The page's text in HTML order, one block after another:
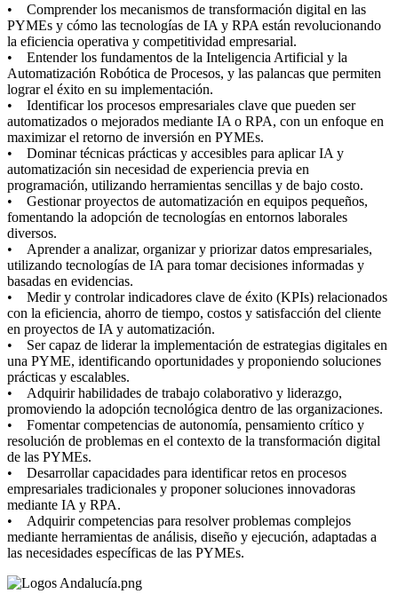
• Comprender los mecanismos de transformación digital en las
PYMEs y cómo las tecnologías de IA y RPA están revolucionando
la eficiencia operativa y competitividad empresarial.
• Entender los fundamentos de la Inteligencia Artificial y la
Automatización Robótica de Procesos, y las palancas que permiten
lograr el éxito en su implementación.
• Identificar los procesos empresariales clave que pueden ser
automatizados o mejorados mediante IA o RPA, con un enfoque en
maximizar el retorno de inversión en PYMEs.
• Dominar técnicas prácticas y accesibles para aplicar IA y
automatización sin necesidad de experiencia previa en
programación, utilizando herramientas sencillas y de bajo costo.
• Gestionar proyectos de automatización en equipos pequeños,
fomentando la adopción de tecnologías en entornos laborales
diversos.
• Aprender a analizar, organizar y priorizar datos empresariales,
utilizando tecnologías de IA para tomar decisiones informadas y
basadas en evidencias.
• Medir y controlar indicadores clave de éxito (KPIs) relacionados
con la eficiencia, ahorro de tiempo, costos y satisfacción del cliente
en proyectos de IA y automatización.
• Ser capaz de liderar la implementación de estrategias digitales en
una PYME, identificando oportunidades y proponiendo soluciones
prácticas y escalables.
• Adquirir habilidades de trabajo colaborativo y liderazgo,
promoviendo la adopción tecnológica dentro de las organizaciones.
• Fomentar competencias de autonomía, pensamiento crítico y
resolución de problemas en el contexto de la transformación digital
de las PYMEs.
• Desarrollar capacidades para identificar retos en procesos
empresariales tradicionales y proponer soluciones innovadoras
mediante IA y RPA.
• Adquirir competencias para resolver problemas complejos
mediante herramientas de análisis, diseño y ejecución, adaptadas a
las necesidades específicas de las PYMEs.